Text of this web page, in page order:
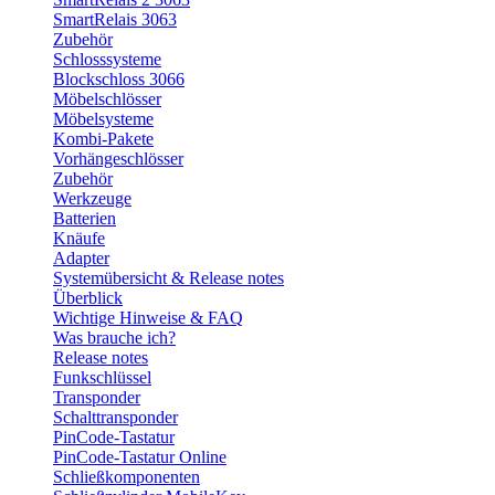
SmartRelais 3063
Zubehör
Schlosssysteme
Blockschloss 3066
Möbelschlösser
Möbelsysteme
Kombi-Pakete
Vorhängeschlösser
Zubehör
Werkzeuge
Batterien
Knäufe
Adapter
Systemübersicht & Release notes
Überblick
Wichtige Hinweise & FAQ
Was brauche ich?
Release notes
Funkschlüssel
Transponder
Schalttransponder
PinCode-Tastatur
PinCode-Tastatur Online
Schließkomponenten